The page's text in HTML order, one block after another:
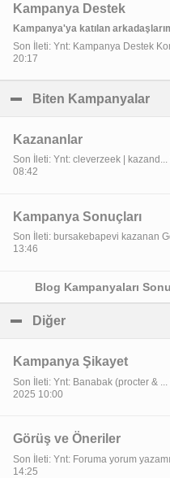
Kampanya Destek
Kampanya'ya katılan
Son İleti: Ynt: Kampanya Destek
20:17
Biten Kampanyalar
Kazananlar
Son İleti: Ynt: cleverzeek |
08:42
Kampanya Sonuçları
Son İleti: bursakebapevi kazanan
13:46
Blog Kampanyaları
Diğer
Kampanya Şikayet
Son İleti: Ynt: Banabak (procter &
2025 10:00
Görüş ve Öneriler
Son İleti: Ynt: Foruma yorum
14:25